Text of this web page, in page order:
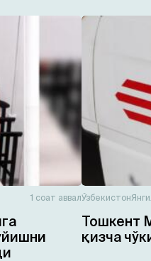
1 соат аввалЎзбекистон
Тошкент
қизча